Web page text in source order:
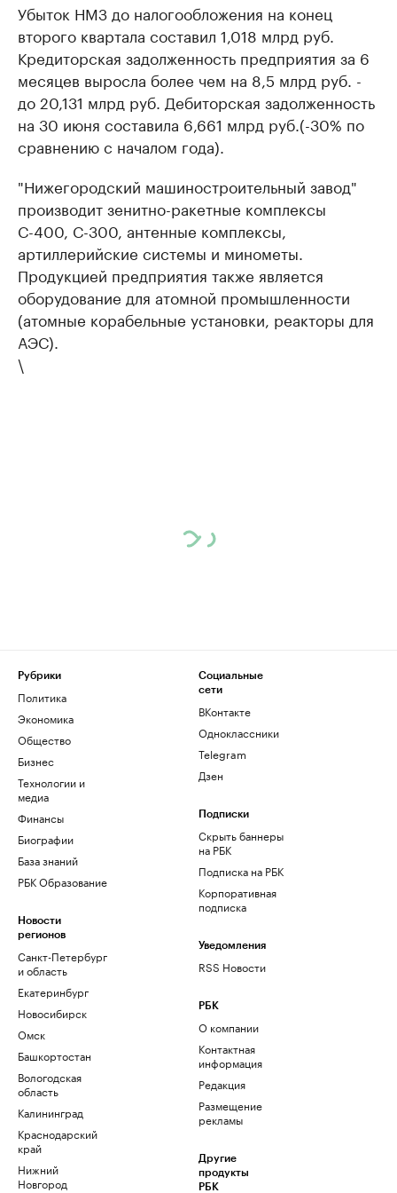
Убыток НМЗ до налогообложения на конец
второго квартала составил 1,018 млрд руб.
Кредиторская задолженность предприятия за 6
месяцев выросла более чем на 8,5 млрд руб. -
до 20,131 млрд руб. Дебиторская задолженность
на 30 июня составила 6,661 млрд руб.(-30% по
сравнению с началом года).
"Нижегородский машиностроительный завод"
производит зенитно-ракетные комплексы
С-400, С-300, антенные комплексы,
артиллерийские системы и минометы.
Продукцией предприятия также является
оборудование для атомной промышленности
(атомные корабельные установки, реакторы для
АЭС).
\
Рубрики
Политика
Экономика
Общество
Бизнес
Технологии и
медиа
Финансы
Биографии
База знаний
РБК Образование
Новости
регионов
Санкт-Петербург
и область
Екатеринбург
Новосибирск
Омск
Башкортостан
Вологодская
область
Калининград
Краснодарский
край
Нижний
Новгород
Социальные
сети
ВКонтакте
Одноклассники
Telegram
Дзен
Подписки
Скрыть баннеры
на РБК
Подписка на РБК
Корпоративная
подписка
Уведомления
RSS Новости
РБК
О компании
Контактная
информация
Редакция
Размещение
рекламы
Другие
продукты
РБК